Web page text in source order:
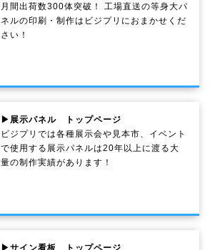
月間出荷数300体突破！ 工場直送の等身大パ
ネルの印刷・制作は ビジプリ におまかせくだ
さい！
▶展示パネル トップページ
ビジプリでは各種展示会や見本市、イベント
で使用する展示パネルは20年以上に渡る大
量の制作実績があります！
▶サイン看板 トップページ